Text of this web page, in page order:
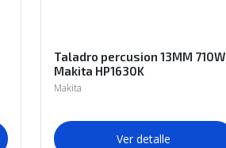
Taladro percusion 13MM 710W
Makita HP1630K
Makita
Ver detalle